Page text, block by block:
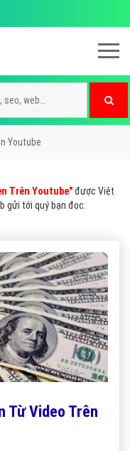
Youtube
Trên Youtube"được Việt
gửi tới quý bạn đọc.
Từ Video Trên